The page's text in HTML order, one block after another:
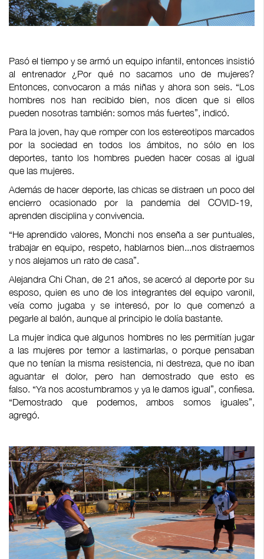
Pasó el tiempo y se armó un equipo infantil, entonces insistió
al entrenador ¿Por qué no sacamos uno de mujeres?
Entonces, convocaron a más niñas y ahora son seis. “Los
hombres nos han recibido bien, nos dicen que si ellos
pueden nosotras también: somos más fuertes”, indicó.
Para la joven, hay que romper con los estereotipos marcados
por la sociedad en todos los ámbitos, no sólo en los
deportes, tanto los hombres pueden hacer cosas al igual
que las mujeres.
Además de hacer deporte, las chicas se distraen un poco del
encierro ocasionado por la pandemia del COVID-19,
aprenden disciplina y convivencia.
“He aprendido valores, Monchi nos enseña a ser puntuales,
trabajar en equipo, respeto, hablarnos bien...nos distraemos
y nos alejamos un rato de casa”.
Alejandra Chi Chan, de 21 años, se acercó al deporte por su
esposo, quien es uno de los integrantes del equipo varonil,
veía como jugaba y se interesó, por lo que comenzó a
pegarle al balón, aunque al principio le dolía bastante.
La mujer indica que algunos hombres no les permitían jugar
a las mujeres por temor a lastimarlas, o porque pensaban
que no tenían la misma resistencia, ni destreza, que no iban
aguantar el dolor, pero han demostrado que esto es
falso. “Ya nos acostumbramos y ya le damos igual”, confiesa.
“Demostrado que podemos, ambos somos iguales”,
agregó.